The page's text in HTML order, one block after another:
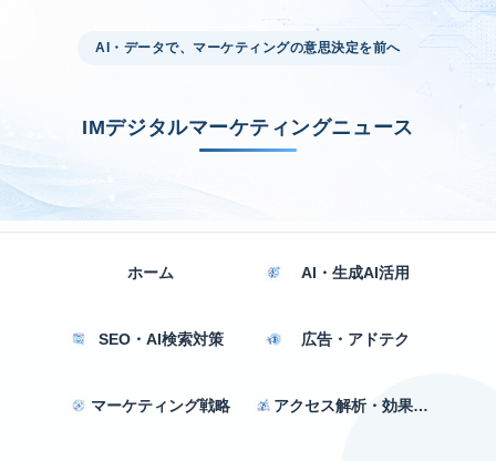
AI・データで、マーケティングの意思決定を前へ
IMデジタルマーケティングニュース
ホーム AI・生成AI活用
SEO・AI検索対策 広告・アドテク
マーケティング戦略 アクセス解析・効果測定